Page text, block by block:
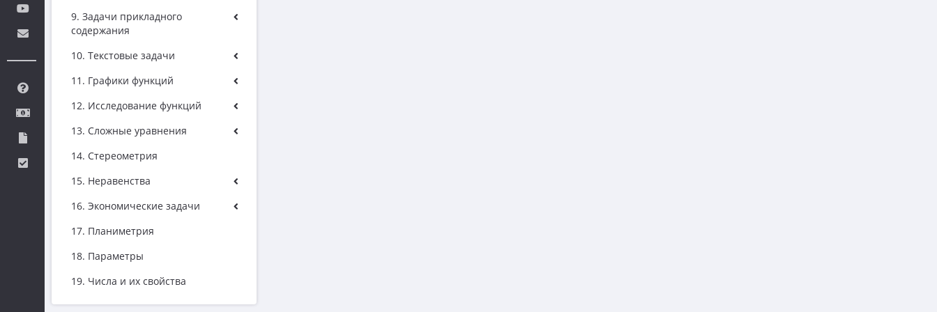
9. Задачи прикладного
содержания
10. Текстовые задачи
11. Графики функций
12. Исследование функций
13. Сложные уравнения
14. Стереометрия
15. Неравенства
16. Экономические задачи
17. Планиметрия
18. Параметры
19. Числа и их свойства